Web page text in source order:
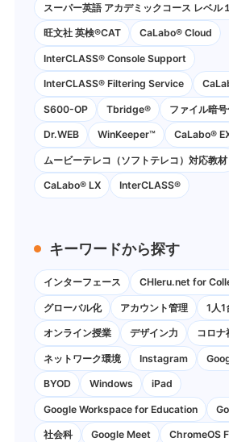
スーパー英語 アカデミックコース レベル
旺文社 英検®CAT CaLabo®︎ Cloud
InterCLASS®︎ Console Support
InterCLASS®︎ Filtering Service
S600-OP Tbridge® ファイル暗
Dr.WEB WinKeeper™ CaLabo®
ムービーテレコ（ソフトテレコ）対応教材
CaLabo® LX InterCLASS®
キーワードから探す
インターフェース CHIeru.net for
グローバル化 アカウント管理 1人1
オンライン授業 デザイン力 コロナ
ネットワーク環境 Instagram
BYOD Windows iPad
Google Workspace for Education
社会科 Google Meet ChromeOS